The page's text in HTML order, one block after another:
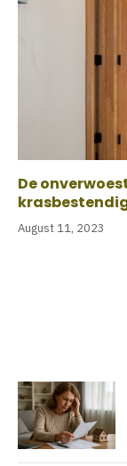
De
August 11, 2023